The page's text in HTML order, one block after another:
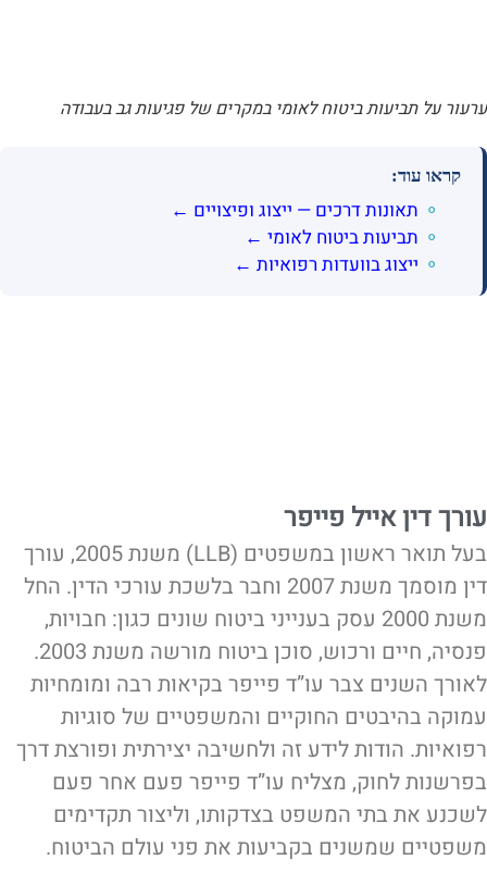
ערעור על תביעות ביטוח לאומי במקרים של פגיעות גב בעבודה
קראו עוד:
תאונות דרכים — ייצוג ופיצויים ←
תביעות ביטוח לאומי ←
ייצוג בוועדות רפואיות ←
עורך דין אייל פייפר
בעל תואר ראשון במשפטים (LLB) משנת 2005, עורך
דין מוסמך משנת 2007 וחבר בלשכת עורכי הדין. החל
משנת 2000 עסק בענייני ביטוח שונים כגון: חבויות,
פנסיה, חיים ורכוש, סוכן ביטוח מורשה משנת 2003.
לאורך השנים צבר עו”ד פייפר בקיאות רבה ומומחיות
עמוקה בהיבטים החוקיים והמשפטיים של סוגיות
רפואיות. הודות לידע זה ולחשיבה יצירתית ופורצת דרך
בפרשנות לחוק, מצליח עו”ד פייפר פעם אחר פעם
לשכנע את בתי המשפט בצדקותו, וליצור תקדימים
משפטיים שמשנים בקביעות את פני עולם הביטוח.